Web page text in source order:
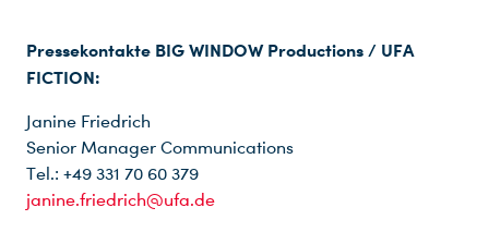
Pressekontakte BIG WINDOW Productions / UFA
FICTION:
Janine Friedrich
Senior Manager Communications
Tel.: +49 331 70 60 379
janine.friedrich@ufa.de